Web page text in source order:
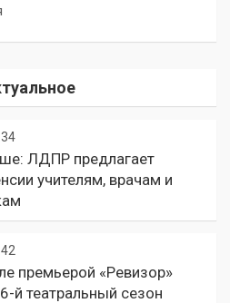
ЛДПР предлагает
учителям, врачам и
премьерой «Ревизор»
й театральный сезон